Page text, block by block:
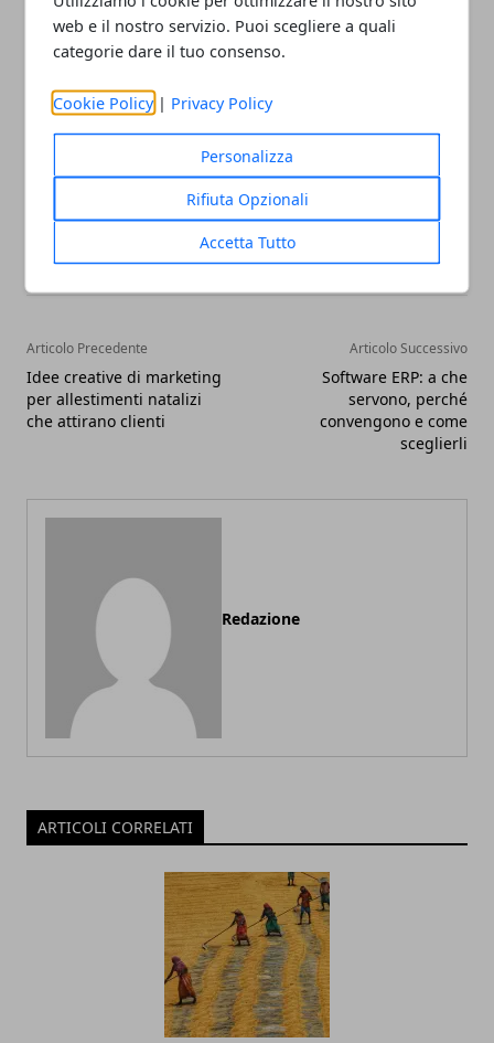
web e il nostro servizio. Puoi scegliere a quali
categorie dare il tuo consenso.
Cookie Policy | Privacy Policy
Personalizza
Rifiuta Opzionali
Accetta Tutto
che può essere uno strumento ottimo per
migliorare il posizionamento sui motori di ricerca e
per fornire approfondimenti costanti ai visitatori.
Facebook
TwitterWhatsapp
Articolo Precedente
Idee creative di marketing
per allestimenti natalizi
che attirano clienti
Articolo Successivo
Software ERP: a che
servono, perché
convengono e come
sceglierli
Redazione
ARTICOLI CORRELATI